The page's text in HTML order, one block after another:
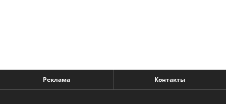
Реклама Контакты